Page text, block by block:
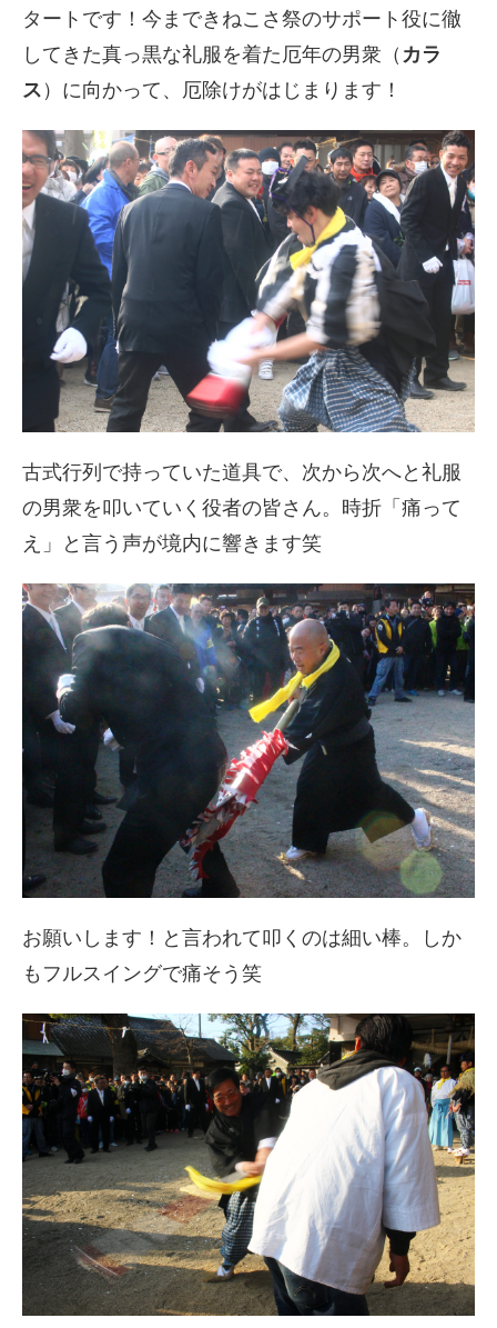
タートです！今まできねこさ祭のサポート役に徹
してきた真っ黒な礼服を着た厄年の男衆（ カラ
ス ）に向かって、厄除けがはじまります！
古式行列で持っていた道具で、次から次へと礼服
の男衆を叩いていく役者の皆さん。時折「痛って
え」と言う声が境内に響きます笑
お願いします！と言われて叩くのは細い棒。しか
もフルスイングで痛そう笑